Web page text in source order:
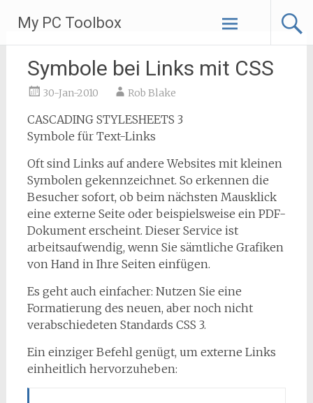
content
My PC Toolbox
Symbole bei Links mit CSS
30-Jan-2010 Rob Blake
CASCADING STYLESHEETS 3
Symbole für Text-Links
Oft sind Links auf andere Websites mit kleinen
Symbolen gekennzeichnet. So erkennen die
Besucher sofort, ob beim nächsten Mausklick
eine externe Seite oder beispielsweise ein PDF-
Dokument erscheint. Dieser Service ist
arbeitsaufwendig, wenn Sie sämtliche Grafiken
von Hand in Ihre Seiten einfügen.
Es geht auch einfacher: Nutzen Sie eine
Formatierung des neuen, aber noch nicht
verabschiedeten Standards CSS 3.
Ein einziger Befehl genügt, um externe Links
einheitlich hervorzuheben: